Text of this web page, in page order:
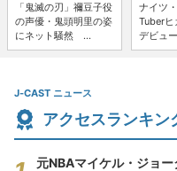
「鬼滅の刃」禰豆子役
の声優・鬼頭明里の姿
にネット騒然 ...
ナイツ
Tuberヒ
デビュ
J-CAST ニュース
アクセスランキン
元NBAマイケル・ジョ